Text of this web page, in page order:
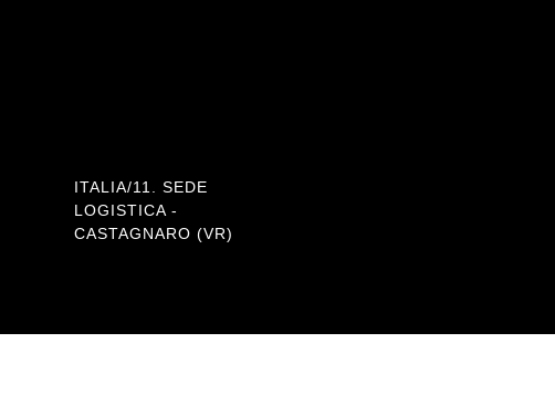
ITALIA/11. SEDE
LOGISTICA -
CASTAGNARO (VR)